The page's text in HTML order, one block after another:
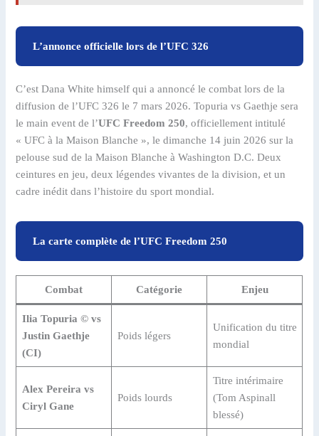
L’annonce officielle lors de l’UFC 326
C’est Dana White himself qui a annoncé le combat lors de la
diffusion de l’UFC 326 le 7 mars 2026. Topuria vs Gaethje sera
le main event de l’UFC Freedom 250, officiellement intitulé
« UFC à la Maison Blanche », le dimanche 14 juin 2026 sur la
pelouse sud de la Maison Blanche à Washington D.C. Deux
ceintures en jeu, deux légendes vivantes de la division, et un
cadre inédit dans l’histoire du sport mondial.
La carte complète de l’UFC Freedom 250
Combat Catégorie Enjeu
Ilia Topuria © vs
Justin Gaethje
(CI)
Poids légers
Unification du titre
mondial
Alex Pereira vs
Ciryl Gane
Poids lourds
Titre intérimaire
(Tom Aspinall
blessé)